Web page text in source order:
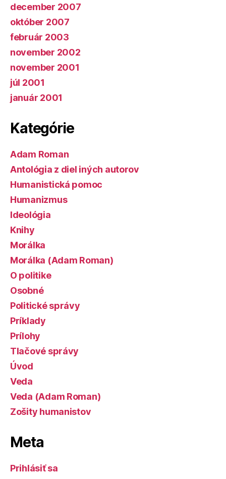
december 2007
október 2007
február 2003
november 2002
november 2001
júl 2001
január 2001
Kategórie
Adam Roman
Antológia z diel iných autorov
Humanistická pomoc
Humanizmus
Ideológia
Knihy
Morálka
Morálka (Adam Roman)
O politike
Osobné
Politické správy
Príklady
Prílohy
Tlačové správy
Úvod
Veda
Veda (Adam Roman)
Zošity humanistov
Meta
Prihlásiť sa